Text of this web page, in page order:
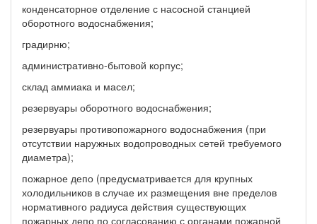
конденсаторное отделение с насосной станцией
оборотного водоснабжения;
градирню;
административно-бытовой корпус;
склад аммиака и масел;
резервуары оборотного водоснабжения;
резервуары противопожарного водоснабжения (при
отсутствии наружных водопроводных сетей требуемого
диаметра);
пожарное депо (предусматривается для крупных
холодильников в случае их размещения вне пределов
нормативного радиуса действия существующих
пожарных депо по согласованию с органами пожарной